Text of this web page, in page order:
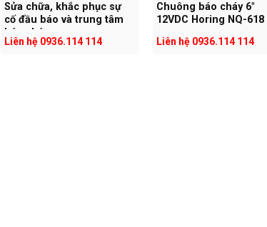
Sửa chữa, khắc phục sự
cố đầu báo và trung tâm
báo cháy
Liên hệ 0936.114 114
Chuông báo cháy 6″
12VDC Horing NQ-618
Liên hệ 0936.114 114